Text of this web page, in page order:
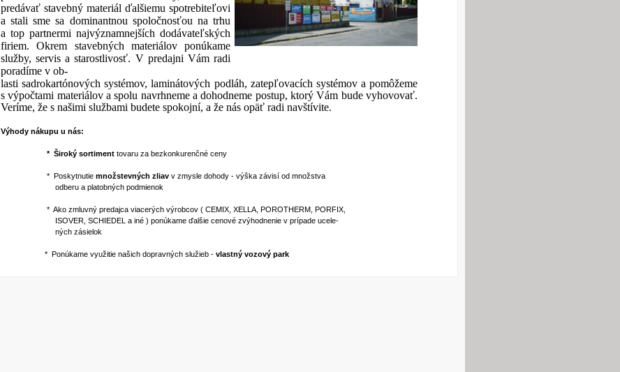
predávať stavebný materiál ďalšiemu spotrebiteľovi
a stali sme sa dominantnou spoločnosťou na trhu
a top partnermi najvýznamnejších dodávateľských
firiem. Okrem stavebných materiálov ponúkame
služby, servis a starostlivosť. V predajni Vám radi
poradíme v ob-
lasti sadrokartónových systémov, laminátových podláh, zatepľovacích systémov a pomôžeme
s výpočtami materiálov a spolu navrhneme a dohodneme postup, ktorý Vám bude vyhovovať.
Veríme, že s našimi službami budete spokojní, a že nás opäť radi navštívite.
Výhody nákupu u nás:
* Široký sortiment tovaru za bezkonkurenčné ceny
* Poskytnutie množstevných zliav v zmysle dohody - výška závisí od množstva
odberu a platobných podmienok
* Ako zmluvný predajca viacerých výrobcov ( CEMIX, XELLA, POROTHERM, PORFIX,
ISOVER, SCHIEDEL a iné ) ponúkame ďalšie cenové zvýhodnenie v prípade ucele-
ných zásielok
* Ponúkame využitie našich dopravných služieb - vlastný vozový park